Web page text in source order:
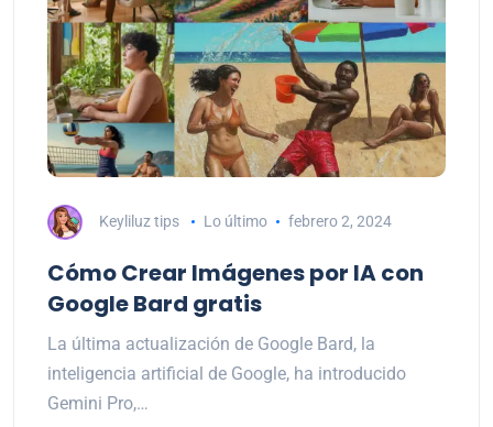
Keyliluz tips Lo último febrero 2, 2024
Cómo Crear Imágenes por IA con
Google Bard gratis
La última actualización de Google Bard, la
inteligencia artificial de Google, ha introducido
Gemini Pro,…